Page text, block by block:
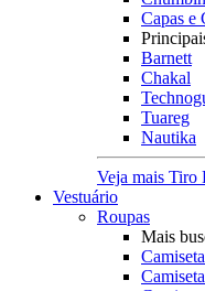
Capas e
Barnett
Chakal
Tuareg
Nautika
Veja mais Tiro
Vestuário
Roupas
Mais